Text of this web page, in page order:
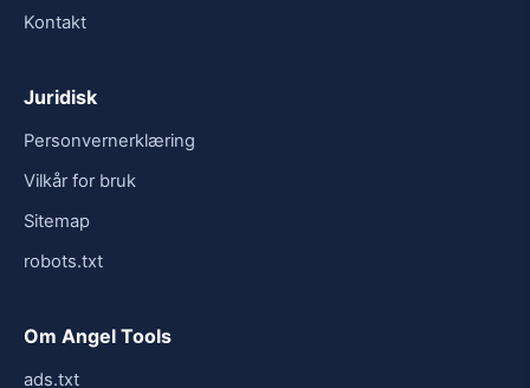
Kontakt
Juridisk
Personvernerklæring
Vilkår for bruk
Sitemap
robots.txt
Om Angel Tools
ads.txt